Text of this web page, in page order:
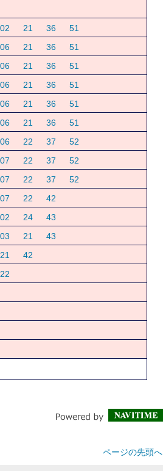
02 21 36
51
06 21 36
51
06 21 36
51
06 21 36
51
06 21 36
51
06 21 36
51
06 22 37
52
07 22 37
52
07 22 37
52
07 22
42
02 24
43
03 21
43
21
42
22
ページの先頭へ